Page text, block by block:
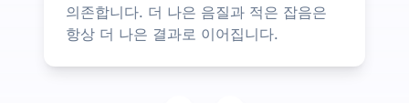
의존합니다. 더 나은 음질과 적은 잡음은
항상 더 나은 결과로 이어집니다.